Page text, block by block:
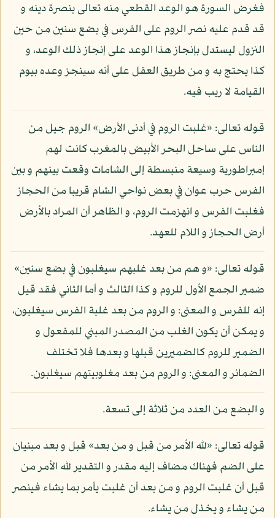
فغرض السورة هو الوعد القطعي منه تعالى بنصرة دينه و
قد قدم عليه نصر الروم على الفرس في بضع سنين من حين
النزول ليستدل بإنجاز هذا الوعد على إنجاز ذلك الوعد، و
كذا يحتج به و من طريق العقل على أنه سينجز وعده بيوم
القيامة لا ريب فيه.
قوله تعالى: «غلبت الروم في أدنى الأرض» الروم جيل من
الناس على ساحل البحر الأبيض بالمغرب كانت لهم
إمبراطورية وسيعة منبسطة إلى الشامات وقعت بينهم و بين
الفرس حرب عوان في بعض نواحي الشام قريبا من الحجاز
فغلبت الفرس و انهزمت الروم، و الظاهر أن المراد بالأرض
أرض الحجاز و اللام للعهد.
قوله تعالى: «و هم من بعد غلبهم سيغلبون في بضع سنين»
ضمير الجمع الأول للروم و كذا الثالث و أما الثاني فقد قيل
إنه للفرس و المعنى: و الروم من بعد غلبة الفرس سيغلبون،
و يمكن أن يكون الغلب من المصدر المبني للمفعول و
الضمير للروم كالضميرين قبلها و بعدها فلا تختلف
الضمائر و المعنى: و الروم من بعد مغلوبيتهم سيغلبون.
و البضع من العدد من ثلاثة إلى تسعة.
قوله تعالى: «لله الأمر من قبل و من بعد» قبل و بعد مبنيان
على الضم فهناك مضاف إليه مقدر و التقدير لله الأمر من
قبل أن غلبت الروم و من بعد أن غلبت يأمر بما يشاء فينصر
من يشاء و يخذل من يشاء.